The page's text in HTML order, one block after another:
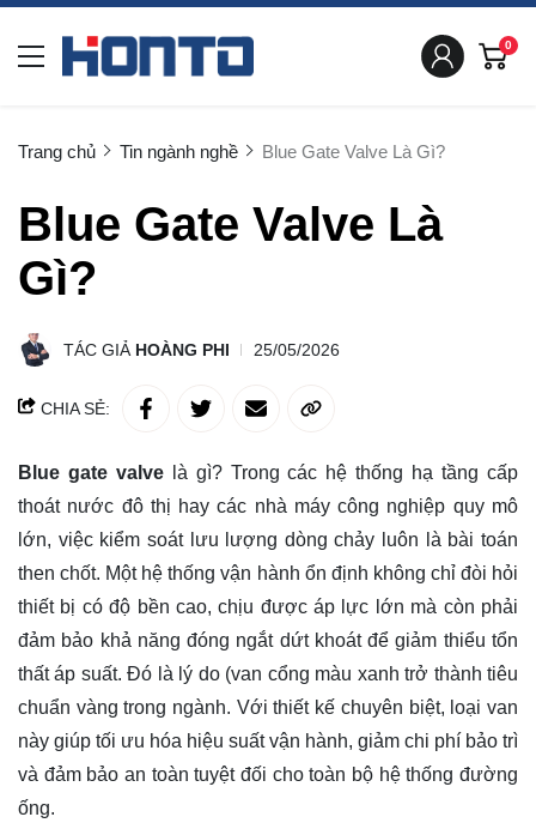
0
Trang chủ Tin ngành nghề Blue Gate Valve Là Gì?
Blue Gate Valve Là
Gì?
TÁC GIẢ HOÀNG PHI 25/05/2026
CHIA SẺ:
Blue gate valve
là gì? Trong các hệ thống hạ tầng cấp
thoát nước đô thị hay các nhà máy công nghiệp quy mô
lớn, việc kiểm soát lưu lượng dòng chảy luôn là bài toán
then chốt. Một hệ thống vận hành ổn định không chỉ đòi hỏi
thiết bị có độ bền cao, chịu được áp lực lớn mà còn phải
đảm bảo khả năng đóng ngắt dứt khoát để giảm thiểu tổn
thất áp suất. Đó là lý do (van cổng màu xanh trở thành tiêu
chuẩn vàng trong ngành. Với thiết kế chuyên biệt, loại van
này giúp tối ưu hóa hiệu suất vận hành, giảm chi phí bảo trì
và đảm bảo an toàn tuyệt đối cho toàn bộ hệ thống đường
ống.